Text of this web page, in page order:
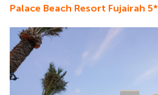
Palace Beach Resort Fujairah 5*